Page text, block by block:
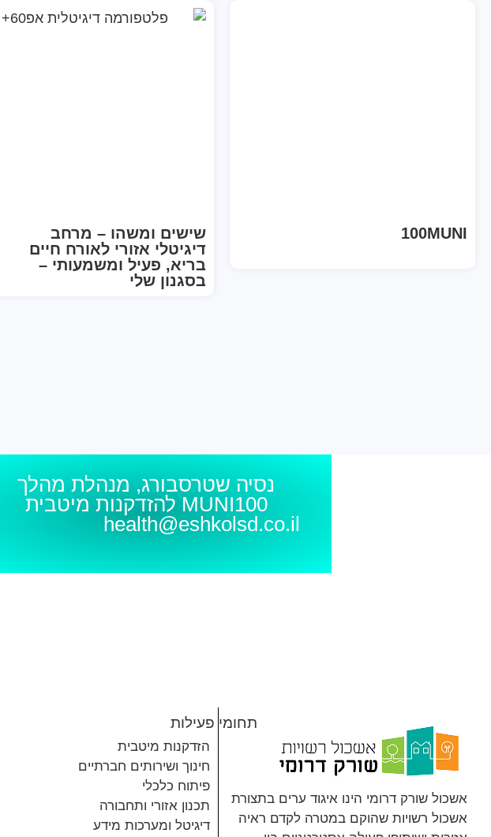
100MUNI
שישים ומשהו – מרחב
דיגיטלי אזורי לאורח חיים
בריא, פעיל ומשמעותי –
בסגנון שלי
נסיה שטרסבורג, מנהלת מהלך
MUNI100 להזדקנות מיטבית
health@eshkolsd.co.il
אשכול שורק דרומי הינו איגוד ערים בתצורת
אשכול רשויות שהוקם במטרה לקדם ראיה
תחומי פעילות
הזדקנות מיטבית
חינוך ושירותים חברתיים
פיתוח כלכלי
תכנון אזורי ותחבורה
דיגיטל ומערכות מידע